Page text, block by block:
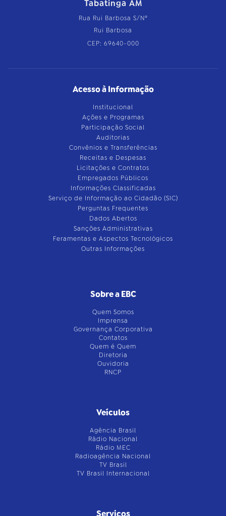
Tabatinga AM
Rua Rui Barbosa S/Nº
Rui Barbosa
CEP: 69640-000
Acesso à Informação
Institucional
Ações e Programas
Participação Social
Auditorias
Convênios e Transferências
Receitas e Despesas
Licitações e Contratos
Empregados Públicos
Informações Classificadas
Serviço de Informação ao Cidadão (SIC)
Perguntas Frequentes
Dados Abertos
Sanções Administrativas
Feramentas e Aspectos Tecnológicos
Outras Informações
Sobre a EBC
Quem Somos
Imprensa
Governança Corporativa
Contatos
Quem é Quem
Diretoria
Ouvidoria
RNCP
Veículos
Agência Brasil
Rádio Nacional
Rádio MEC
Radioagência Nacional
TV Brasil
TV Brasil Internacional
Serviços